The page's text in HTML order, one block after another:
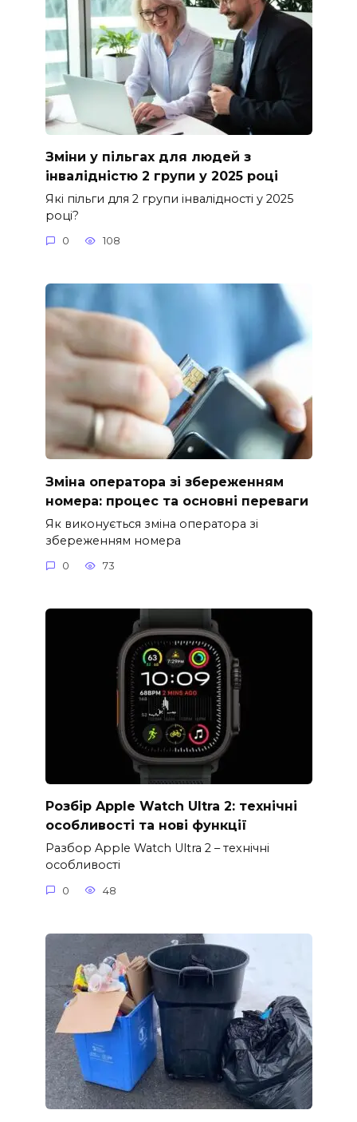
Зміни у пільгах для людей з
інвалідністю 2 групи у 2025 році
Які пільги для 2 групи інвалідності у 2025
році?
0 108
Зміна оператора зі збереженням
номера: процес та основні переваги
Як виконується зміна оператора зі
збереженням номера
0 73
Розбір Apple Watch Ultra 2: технічні
особливості та нові функції
Разбор Apple Watch Ultra 2 – технічні
особливості
0 48